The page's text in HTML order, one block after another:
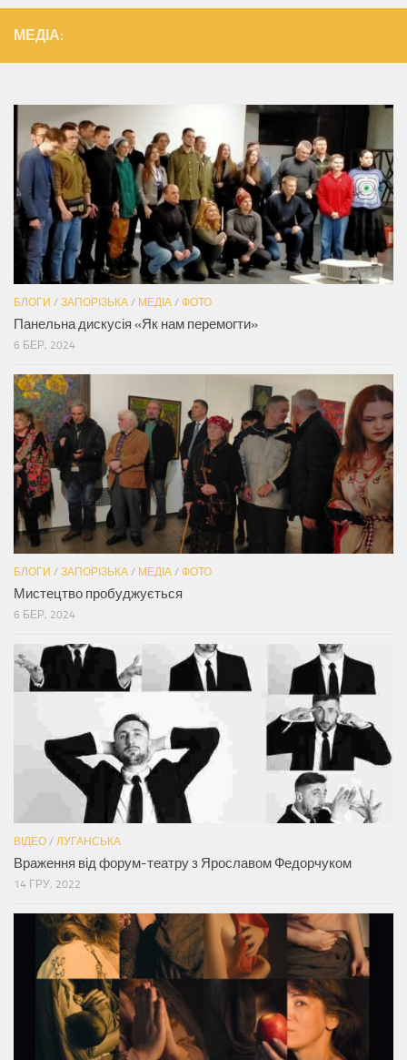
МЕДІА:
БЛОГИ / ЗАПОРІЗЬКА / МЕДІА / ФОТО
Панельна дискусія «Як нам перемогти»
6 БЕР, 2024
БЛОГИ / ЗАПОРІЗЬКА / МЕДІА / ФОТО
Мистецтво пробуджується
6 БЕР, 2024
ВІДЕО / ЛУГАНСЬКА
Враження від форум-театру з Ярославом Федорчуком
14 ГРУ, 2022